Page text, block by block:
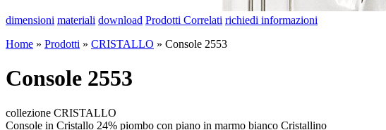
dimensioni materiali download Prodotti Correlati richiedi informazioni
Home » Prodotti » CRISTALLO » Console 2553
Console 2553
collezione CRISTALLO
Console in Cristallo 24% piombo con piano in marmo bianco Cristallino